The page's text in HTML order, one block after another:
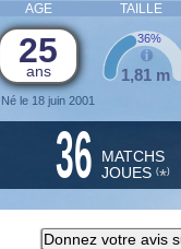
AGE TAILLE
25
ans
Né le 18 juin 2001
1,81 m
36%
36 MATCHS
JOUES (*)
Donnez votre avis